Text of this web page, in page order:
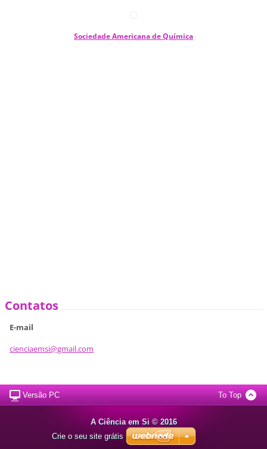
Sociedade Americana de Química
Contatos
E-mail
cienciaemsi@gmail.com
Versão PC To Top
A Ciência em Si © 2016
Crie o seu site grátis